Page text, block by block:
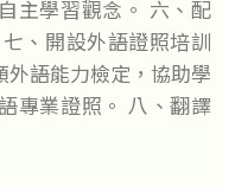
主學習觀念。 六、配
、開設外語證照培訓
外語能力檢定，協助學
專業證照。 八、翻譯